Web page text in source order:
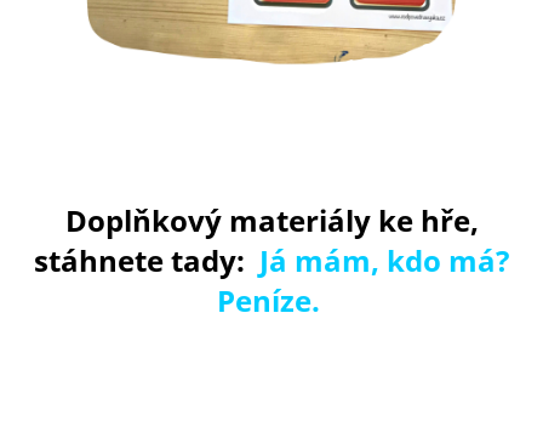
Doplňkový materiály ke hře,
stáhnete tady: Já mám, kdo má?
Peníze.